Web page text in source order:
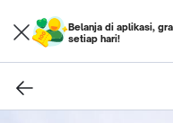
Belanja di aplikasi,
setiap hari!